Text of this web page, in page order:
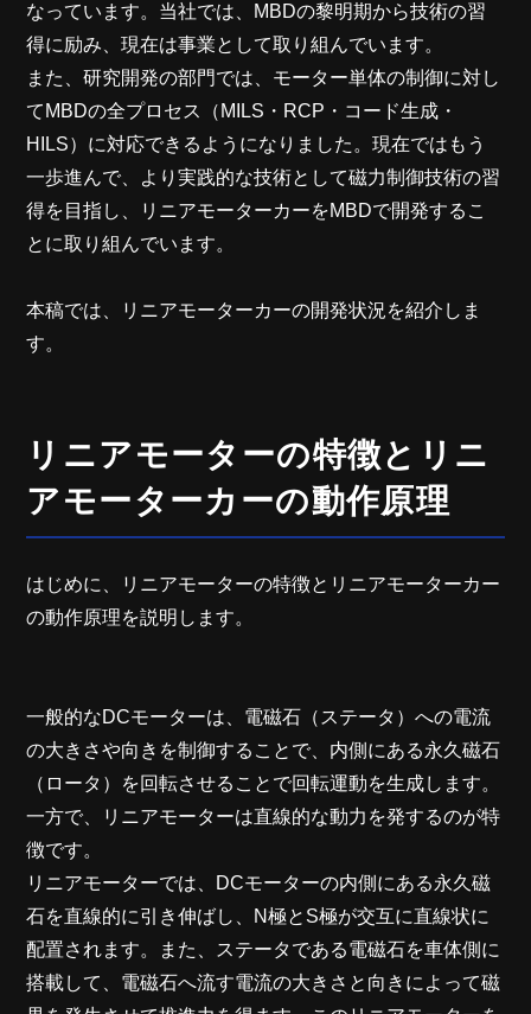
なっています。当社では、MBDの黎明期から技術の習
得に励み、現在は事業として取り組んでいます。
また、研究開発の部門では、モーター単体の制御に対し
てMBDの全プロセス（MILS・RCP・コード生成・
HILS）に対応できるようになりました。現在ではもう
一歩進んで、より実践的な技術として磁力制御技術の習
得を目指し、リニアモーターカーをMBDで開発するこ
とに取り組んでいます。
本稿では、リニアモーターカーの開発状況を紹介しま
す。
リニアモーターの特徴とリニ
アモーターカーの動作原理
はじめに、リニアモーターの特徴とリニアモーターカー
の動作原理を説明します。
一般的なDCモーターは、電磁石（ステータ）への電流
の大きさや向きを制御することで、内側にある永久磁石
（ロータ）を回転させることで回転運動を生成します。
一方で、リニアモーターは直線的な動力を発するのが特
徴です。
リニアモーターでは、DCモーターの内側にある永久磁
石を直線的に引き伸ばし、N極とS極が交互に直線状に
配置されます。また、ステータである電磁石を車体側に
搭載して、電磁石へ流す電流の大きさと向きによって磁